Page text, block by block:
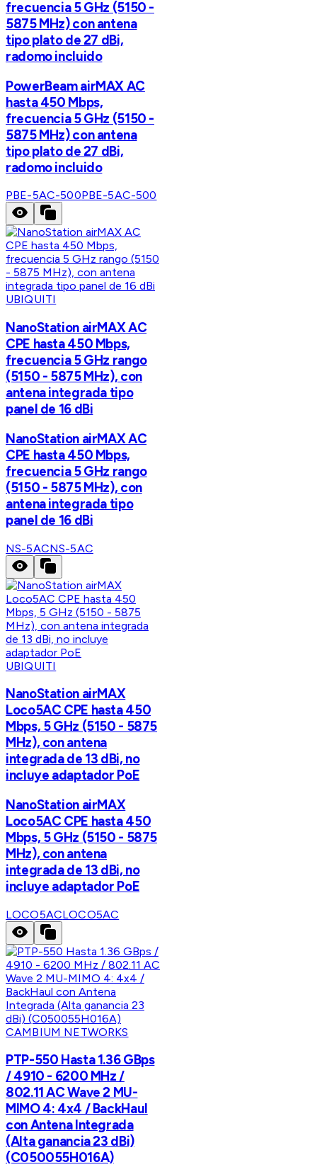
frecuencia 5 GHz (5150 -
5875 MHz) con antena
tipo plato de 27 dBi,
radomo incluido
PowerBeam airMAX AC
hasta 450 Mbps,
frecuencia 5 GHz (5150 -
5875 MHz) con antena
tipo plato de 27 dBi,
radomo incluido
PBE-5AC-500PBE-5AC-500
UBIQUITI
NanoStation airMAX AC
CPE hasta 450 Mbps,
frecuencia 5 GHz rango
(5150 - 5875 MHz), con
antena integrada tipo
panel de 16 dBi
NanoStation airMAX AC
CPE hasta 450 Mbps,
frecuencia 5 GHz rango
(5150 - 5875 MHz), con
antena integrada tipo
panel de 16 dBi
NS-5ACNS-5AC
UBIQUITI
NanoStation airMAX
Loco5AC CPE hasta 450
Mbps, 5 GHz (5150 - 5875
MHz), con antena
integrada de 13 dBi, no
incluye adaptador PoE
NanoStation airMAX
Loco5AC CPE hasta 450
Mbps, 5 GHz (5150 - 5875
MHz), con antena
integrada de 13 dBi, no
incluye adaptador PoE
LOCO5ACLOCO5AC
CAMBIUM NETWORKS
PTP-550 Hasta 1.36 GBps
/ 4910 - 6200 MHz /
802.11 AC Wave 2 MU-
MIMO 4: 4x4 / BackHaul
con Antena Integrada
(Alta ganancia 23 dBi)
(C050055H016A)